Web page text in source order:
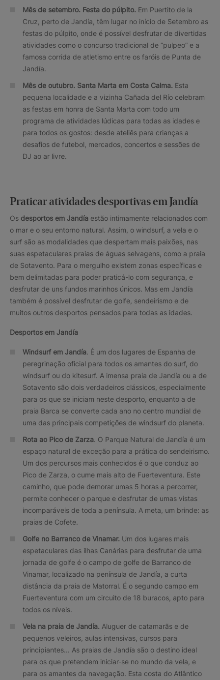
Mês de setembro. Festa do púlpito. Em Puertito de la
Cruz, perto de Jandía, têm lugar no início de Setembro as
festas do púlpito, onde é possível desfrutar de divertidas
atividades como o concurso tradicional de “pulpeo” e a
famosa corrida de atletismo entre os faróis de Punta de
Jandía.
Mês de outubro. Santa Marta em Costa Calma. Esta
pequena localidade e a vizinha Cañada del Río celebram
as festas em honra de Santa Marta com todo um
programa de atividades lúdicas para todas as idades e
para todos os gostos: desde ateliês para crianças a
desafios de futebol, mercados, concertos e sessões de
DJ ao ar livre.
Praticar atividades desportivas em Jandía
Os desportos em Jandía estão intimamente relacionados com
o mar e o seu entorno natural. Assim, o windsurf, a vela e o
surf são as modalidades que despertam mais paixões, nas
suas espetaculares praias de águas selvagens, como a praia
de Sotavento. Para o mergulho existem zonas específicas e
bem delimitadas para poder praticá-lo com segurança, e
desfrutar de uns fundos marinhos únicos. Mas em Jandía
também é possível desfrutar de golfe, sendeirismo e de
muitos outros desportos pensados para todas as idades.
Desportos em Jandía
Windsurf em Jandía. É um dos lugares de Espanha de
peregrinação oficial para todos os amantes do surf, do
windsurf ou do kitesurf. A imensa praia de Jandía ou a de
Sotavento são dois verdadeiros clássicos, especialmente
para os que se iniciam neste desporto, enquanto a de
praia Barca se converte cada ano no centro mundial de
uma das principais competições de windsurf do planeta.
Rota ao Pico de Zarza. O Parque Natural de Jandía é um
espaço natural de exceção para a prática do sendeirismo.
Um dos percursos mais conhecidos é o que conduz ao
Pico de Zarza, o cume mais alto de Fuerteventura. Este
caminho, que pode demorar umas 5 horas a percorrer,
permite conhecer o parque e desfrutar de umas vistas
incomparáveis de toda a península. A meta, um brinde: as
praias de Cofete.
Golfe no Barranco de Vinamar. Um dos lugares mais
espetaculares das ilhas Canárias para desfrutar de uma
jornada de golfe é o campo de golfe de Barranco de
Vinamar, localizado na península de Jandía, a curta
distância da praia de Matorral. É o segundo campo em
Fuerteventura com um circuito de 18 buracos, apto para
todos os níveis.
Vela na praia de Jandía. Aluguer de catamarãs e de
pequenos veleiros, aulas intensivas, cursos para
principiantes... As praias de Jandía são o destino ideal
para os que pretendem iniciar-se no mundo da vela, e
para os amantes da navegação. Esta costa do Atlântico